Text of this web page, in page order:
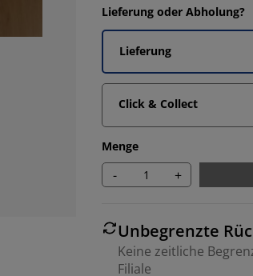
Lieferung oder Abholung?
Lieferung
Click & Collect
Menge
- +
Unbegrenzte
Keine zeitliche
Filiale